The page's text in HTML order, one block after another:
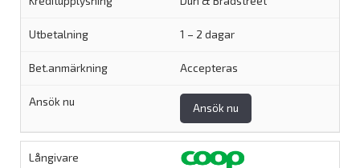
1 – 2 dagar
Accepteras
Ansök nu